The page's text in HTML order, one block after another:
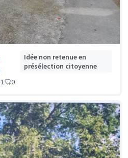
Idée non retenue en
présélection citoyenne
1 0